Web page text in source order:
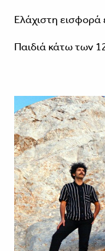
Ελάχιστη εισφορά
Παιδιά κάτω των